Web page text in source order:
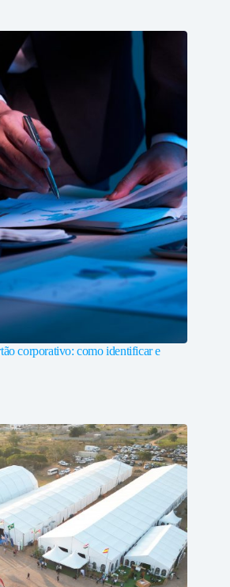
corporativo: como identificar e